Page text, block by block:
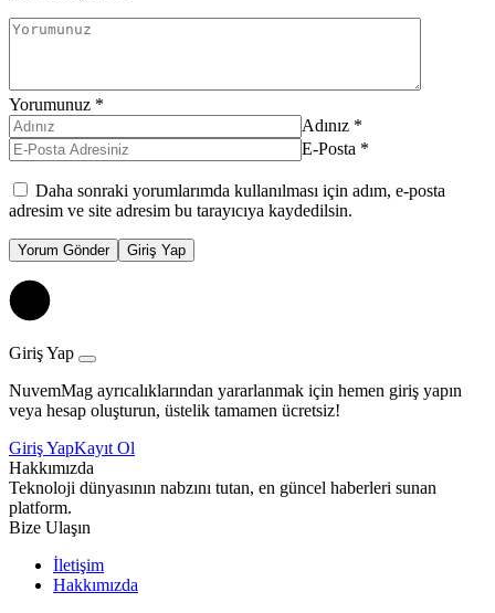
Yorumunuz *
Adınız *
E-Posta *
Daha sonraki yorumlarımda kullanılması için adım, e-posta
adresim ve site adresim bu tarayıcıya kaydedilsin.
Yorum Gönder Giriş Yap
Giriş Yap
NuvemMag ayrıcalıklarından yararlanmak için hemen giriş yapın
veya hesap oluşturun, üstelik tamamen ücretsiz!
Giriş YapKayıt Ol
Hakkımızda
Teknoloji dünyasının nabzını tutan, en güncel haberleri sunan
platform.
Bize Ulaşın
İletişim
Hakkımızda